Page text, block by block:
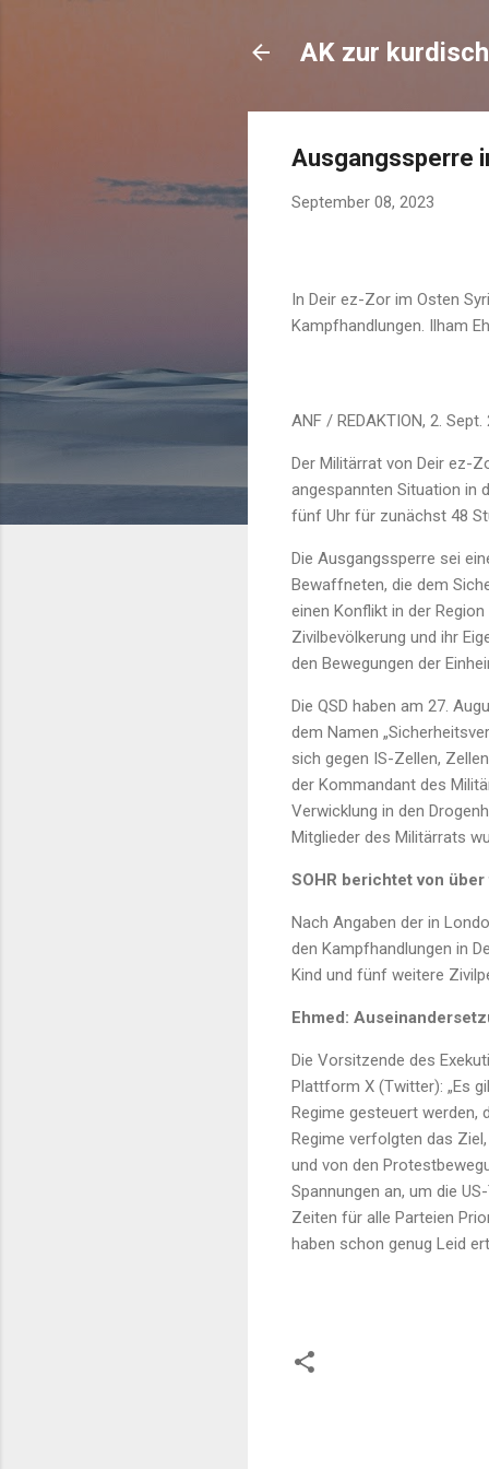
AK zur
Ausgangssperre
September 08, 2023
In Deir ez-Zor im Osten
Kampfhandlungen. Ilham
ANF / REDAKTION, 2. Sept.
Der Militärrat von Deir ez-
angespannten Situation in
fünf Uhr für zunächst 48
Die Ausgangssperre sei
Bewaffneten, die dem
einen Konflikt in der
Zivilbevölkerung und ihr
den Bewegungen der
Die QSD haben am 27.
dem Namen
sich gegen IS-Zellen,
der Kommandant des
Verwicklung in den
Mitglieder des Militärrats
SOHR berichtet von
Nach Angaben der in
den Kampfhandlungen in
Kind und fünf weitere
Ehmed:
Die Vorsitzende des
Plattform X (Twitter): „Es
Regime gesteuert werden,
Regime verfolgten das
und von den
Spannungen an, um die
Zeiten für alle Parteien
haben schon genug Leid